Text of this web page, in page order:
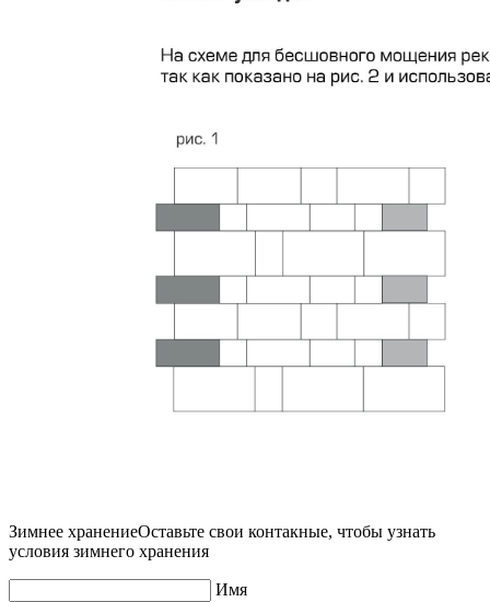
Зимнее хранениеОставьте свои контакные, чтобы узнать
условия зимнего хранения
Имя